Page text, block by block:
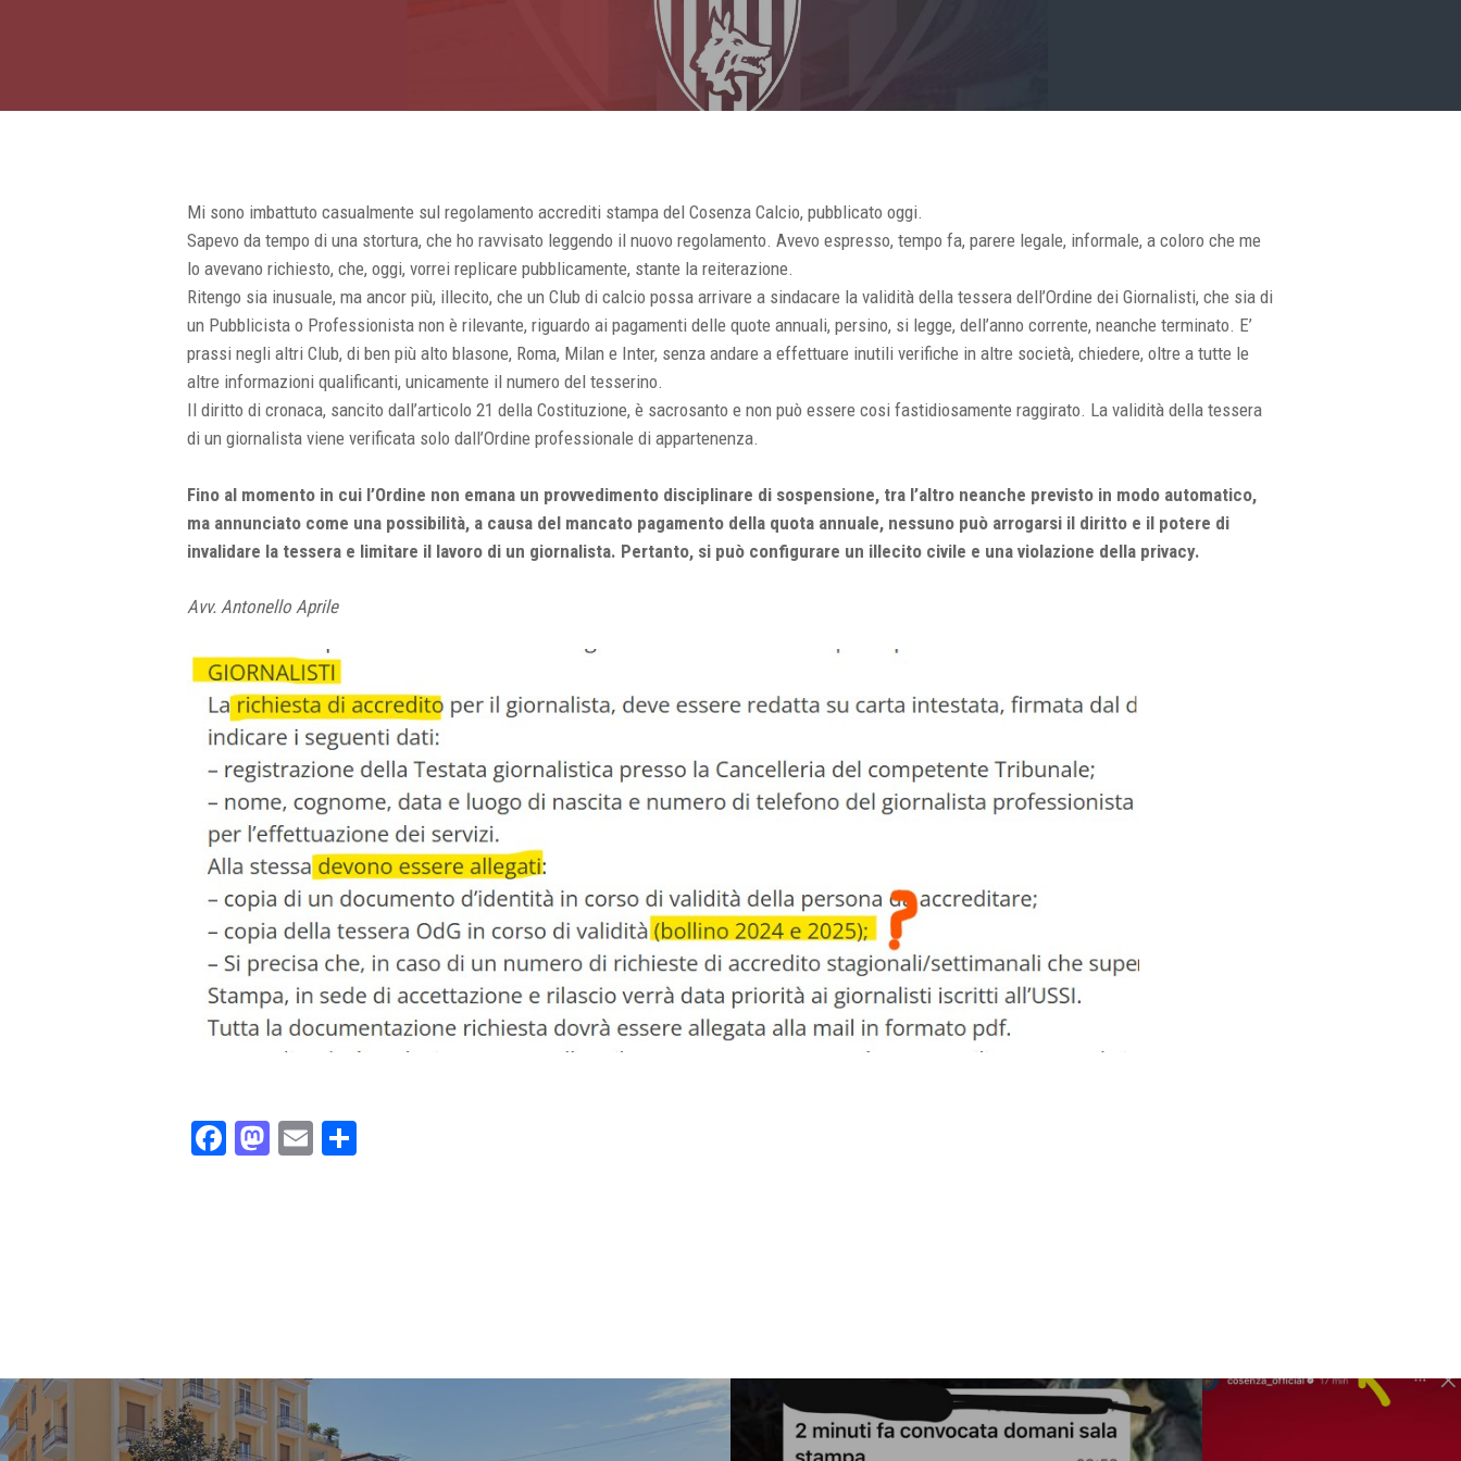
Mi sono imbattuto casualmente sul regolamento accrediti stampa del Cosenza Calcio, pubblicato oggi.
Sapevo da tempo di una stortura, che ho ravvisato leggendo il nuovo regolamento. Avevo espresso, tempo fa, parere legale, informale, a coloro che me
lo avevano richiesto, che, oggi, vorrei replicare pubblicamente, stante la reiterazione.
Ritengo sia inusuale, ma ancor più, illecito, che un Club di calcio possa arrivare a sindacare la validità della tessera dell’Ordine dei Giornalisti, che sia di
un Pubblicista o Professionista non è rilevante, riguardo ai pagamenti delle quote annuali, persino, si legge, dell’anno corrente, neanche terminato. E’
prassi negli altri Club, di ben più alto blasone, Roma, Milan e Inter, senza andare a effettuare inutili verifiche in altre società, chiedere, oltre a tutte le
altre informazioni qualificanti, unicamente il numero del tesserino.
Il diritto di cronaca, sancito dall’articolo 21 della Costituzione, è sacrosanto e non può essere cosi fastidiosamente raggirato. La validità della tessera
di un giornalista viene verificata solo dall’Ordine professionale di appartenenza.
Fino al momento in cui l’Ordine non emana un provvedimento disciplinare di sospensione, tra l’altro neanche previsto in modo automatico,
ma annunciato come una possibilità, a causa del mancato pagamento della quota annuale, nessuno può arrogarsi il diritto e il potere di
invalidare la tessera e limitare il lavoro di un giornalista. Pertanto, si può configurare un illecito civile e una violazione della privacy.
Avv. Antonello Aprile
Facebook
Mastodon
Email